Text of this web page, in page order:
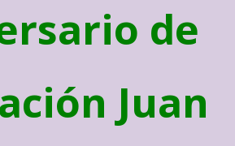
de
Juan